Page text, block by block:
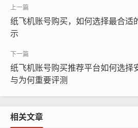
您更好地使用纸飞机账号购买推荐
纸飞机账号购买，如何选择最合适
示
纸飞机账号购买推荐平台如何选择
与为何重要评测
相关文章